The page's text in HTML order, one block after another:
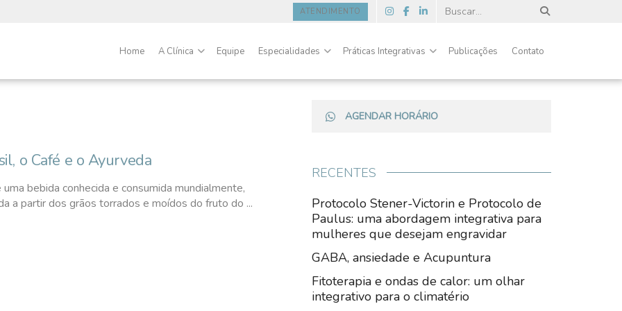
ATENDIMENTO
Home A Clínica Equipe Especialidades Práticas Integrativas Publicações Contato
o Café e o Ayurveda
uma bebida conhecida e consumida mundialmente,
a partir dos grãos torrados e moídos do fruto do ...
AGENDAR HORÁRIO
RECENTES
Protocolo Stener-Victorin e Protocolo de
Paulus: uma abordagem integrativa para
mulheres que desejam engravidar
GABA, ansiedade e Acupuntura
Fitoterapia e ondas de calor: um olhar
integrativo para o climatério